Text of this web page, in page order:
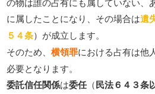
に属したことになり、その場合は遺
５４条）が成立します。
そのため、横領罪における占有は他
必要となります。
委託信任関係は委任（民法６４３条